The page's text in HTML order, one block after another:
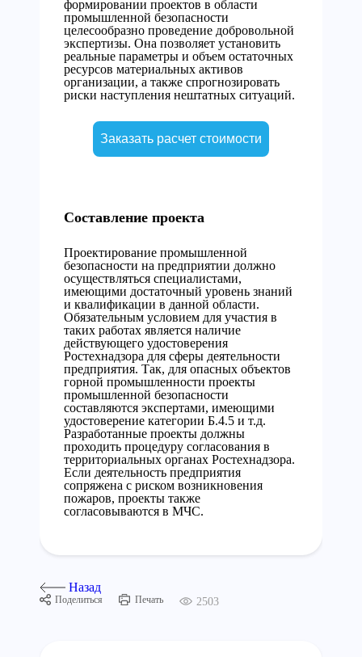
формировании проектов в области
промышленной безопасности
целесообразно проведение добровольной
экспертизы. Она позволяет установить
реальные параметры и объем остаточных
ресурсов материальных активов
организации, а также спрогнозировать
риски наступления нештатных ситуаций.
Заказать расчет стоимости
Составление проекта
Проектирование промышленной
безопасности на предприятии должно
осуществляться специалистами,
имеющими достаточный уровень знаний
и квалификации в данной области.
Обязательным условием для участия в
таких работах является наличие
действующего удостоверения
Ростехнадзора для сферы деятельности
предприятия. Так, для опасных объектов
горной промышленности проекты
промышленной безопасности
составляются экспертами, имеющими
удостоверение категории Б.4.5 и т.д.
Разработанные проекты должны
проходить процедуру согласования в
территориальных органах Ростехнадзора.
Если деятельность предприятия
сопряжена с риском возникновения
пожаров, проекты также
согласовываются в МЧС.
Назад
Поделиться Печать 2503